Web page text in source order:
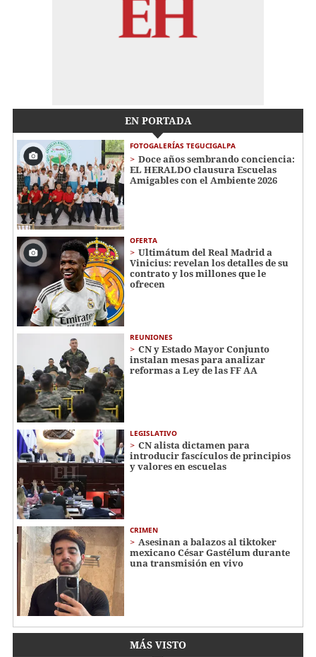
EN PORTADA
FOTOGALERÍAS TEGUCIGALPA
Doce años sembrando conciencia:
EL HERALDO clausura Escuelas
Amigables con el Ambiente 2026
OFERTA
Ultimátum del Real Madrid a
Vinicius: revelan los detalles de su
contrato y los millones que le
ofrecen
REUNIONES
CN y Estado Mayor Conjunto
instalan mesas para analizar
reformas a Ley de las FF AA
LEGISLATIVO
CN alista dictamen para
introducir fascículos de principios
y valores en escuelas
CRIMEN
Asesinan a balazos al tiktoker
mexicano César Gastélum durante
una transmisión en vivo
MÁS VISTO